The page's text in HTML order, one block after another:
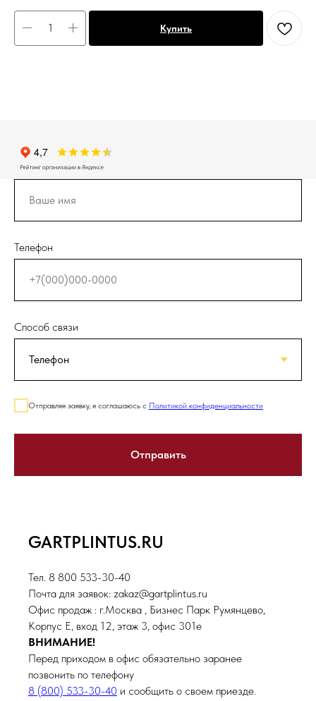
Купить
Телефон
Способ связи
Отправляя заявку, я соглашаюсь с Политикой конфиденциальности
Отправить
GARTPLINTUS.RU
Тел. 8 800 533-30-40
Почта для заявок: zakaz@gartplintus.ru
Офис продаж : г.Москва , Бизнес Парк Румянцево,
Корпус Е, вход 12, этаж 3, офис 301е
ВНИМАНИЕ!
Перед приходом в офис обязательно заранее
позвонить по телефону
8 (800) 533-30-40 и сообщить о своем приезде.